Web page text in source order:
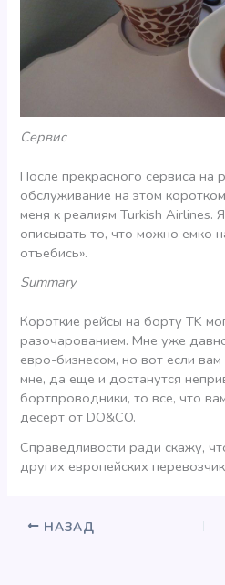
Сервис
После прекрасного сервиса на
обслуживание на этом
меня к реалиям Turkish Airlines.
описывать то, что можно емко
отъебись».
Summary
Короткие рейсы на борту TK
разочарованием. Мне уже
евро-бизнесом, но вот если
мне, да еще и достанутся
бортпроводники, то все, что
десерт от DO&CO.
Справедливости ради скажу,
других европейских
НАЗАД